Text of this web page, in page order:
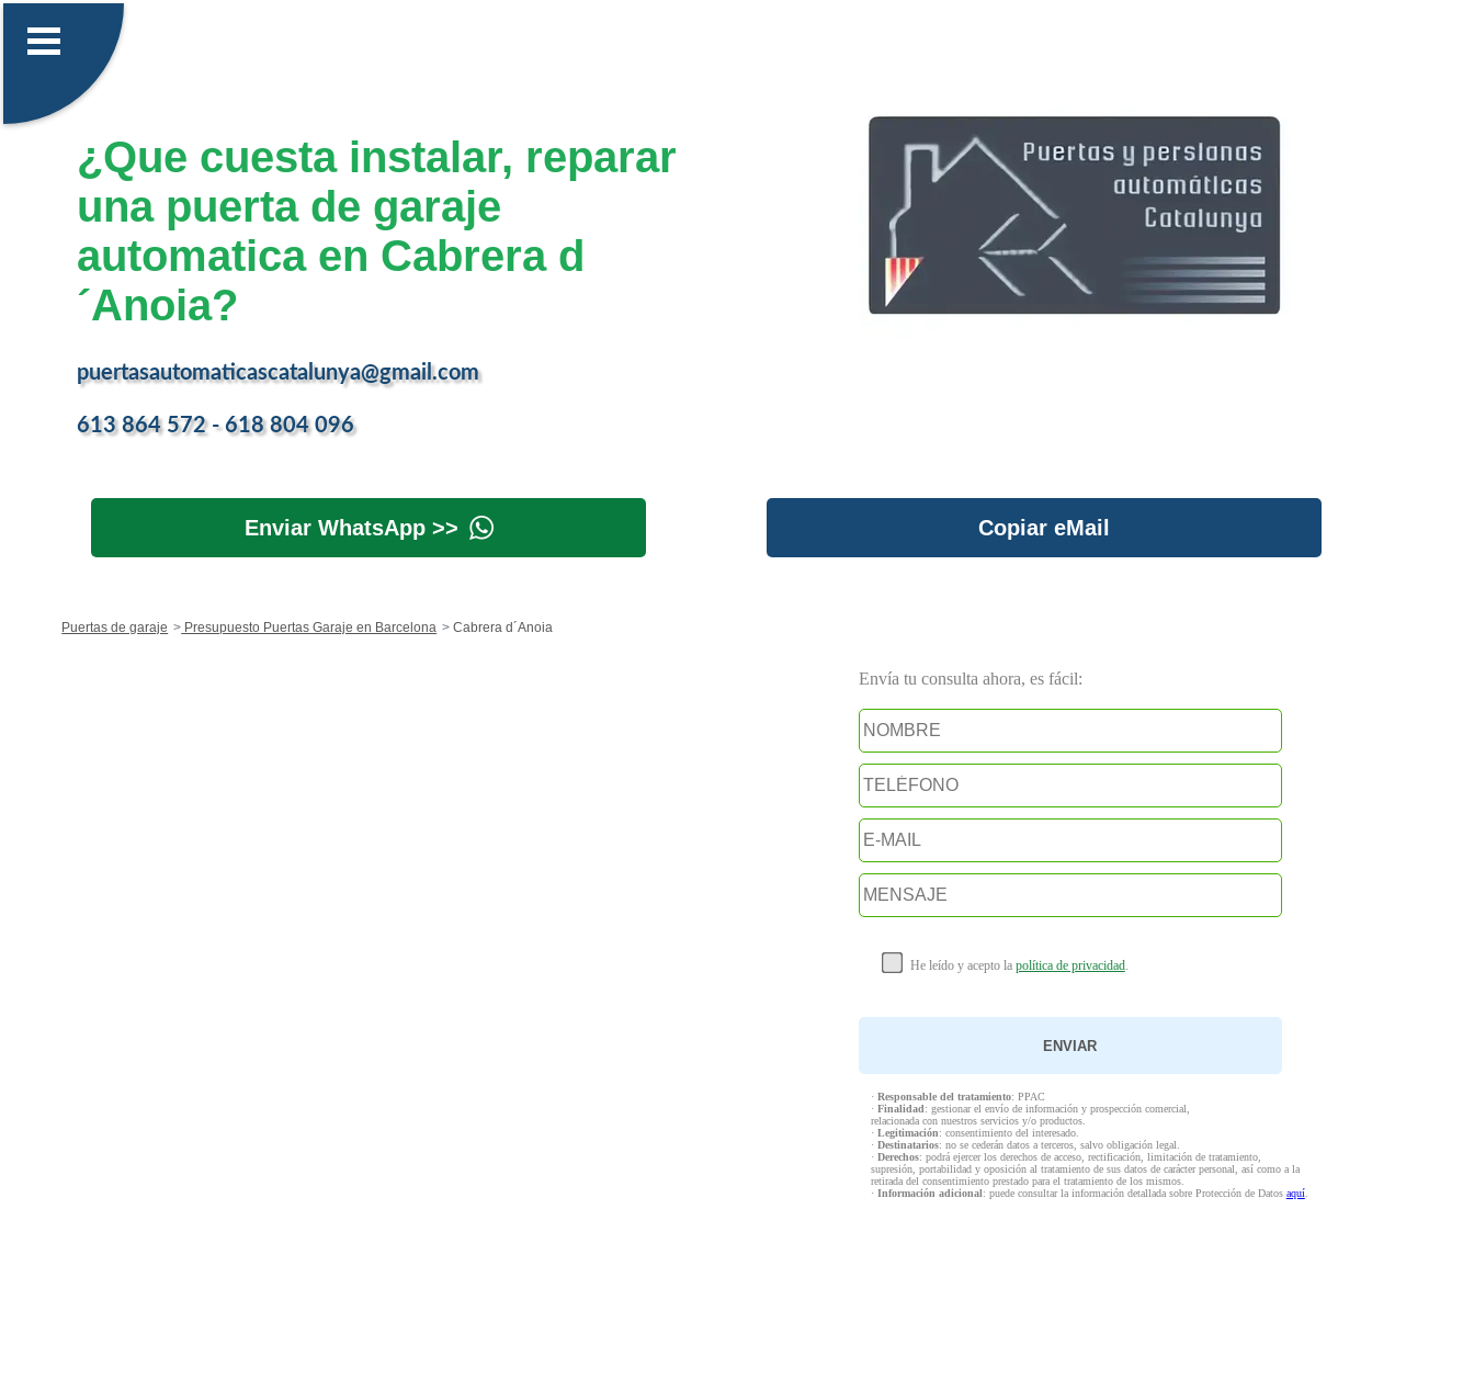
¿Que cuesta instalar, reparar
una puerta de garaje
automatica en Cabrera d
´Anoia?
puertasautomaticascatalunya@gmail.com
613 864 572 - 618 804 096
Enviar WhatsApp >> Copiar eMail
Puertas de garaje Presupuesto Puertas Garaje en Barcelona Cabrera d´Anoia
Envía tu consulta ahora, es fácil:
He leído y acepto la política de privacidad.
· Responsable del tratamiento: PPAC
· Finalidad: gestionar el envío de información y prospección comercial,
relacionada con nuestros servicios y/o productos.
· Legitimación: consentimiento del interesado.
· Destinatarios: no se cederán datos a terceros, salvo obligación legal.
· Derechos: podrá ejercer los derechos de acceso, rectificación, limitación de tratamiento,
supresión, portabilidad y oposición al tratamiento de sus datos de carácter personal, así como a la
retirada del consentimiento prestado para el tratamiento de los mismos.
· Información adicional: puede consultar la información detallada sobre Protección de Datos aquí.